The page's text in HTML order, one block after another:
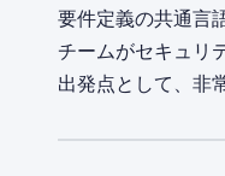
要件定義の共通言
チームがセキュリ
出発点として、非